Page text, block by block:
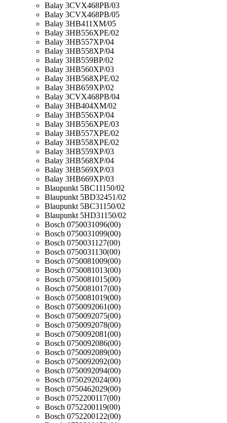
Balay 3CVX468PB/03
Balay 3CVX468PB/05
Balay 3HB411XM/05
Balay 3HB556XPE/02
Balay 3HB557XP/04
Balay 3HB558XP/04
Balay 3HB559BP/02
Balay 3HB560XP/03
Balay 3HB568XPE/02
Balay 3HB659XP/02
Balay 3CVX468PB/04
Balay 3HB404XM/02
Balay 3HB556XP/04
Balay 3HB556XPE/03
Balay 3HB557XPE/02
Balay 3HB558XPE/02
Balay 3HB559XP/03
Balay 3HB568XP/04
Balay 3HB569XP/03
Balay 3HB669XP/03
Blaupunkt 5BC11150/02
Blaupunkt 5BD32451/02
Blaupunkt 5BC31150/02
Blaupunkt 5HD31150/02
Bosch 0750031096(00)
Bosch 0750031099(00)
Bosch 0750031127(00)
Bosch 0750031130(00)
Bosch 0750081009(00)
Bosch 0750081013(00)
Bosch 0750081015(00)
Bosch 0750081017(00)
Bosch 0750081019(00)
Bosch 0750092061(00)
Bosch 0750092075(00)
Bosch 0750092078(00)
Bosch 0750092081(00)
Bosch 0750092086(00)
Bosch 0750092089(00)
Bosch 0750092092(00)
Bosch 0750092094(00)
Bosch 0750292024(00)
Bosch 0750462029(00)
Bosch 0752200117(00)
Bosch 0752200119(00)
Bosch 0752200122(00)